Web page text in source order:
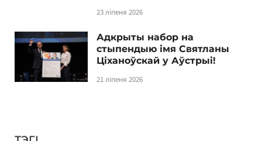
23 ліпеня 2026
Адкрыты набор на
стыпендыю імя Святланы
Ціханоўскай у Аўстрыі!
21 ліпеня 2026